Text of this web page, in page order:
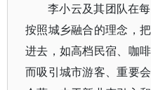
李小云及其团队在
按照城乡融合的理念，
进去，如高档民宿、咖
而吸引城市游客、重要